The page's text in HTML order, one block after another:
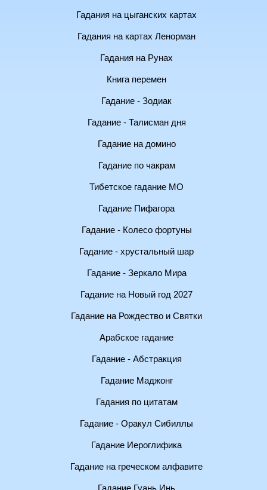
Гадания на цыганских картах
Гадания на картах Ленорман
Гадания на Рунах
Книга перемен
Гадание - Зодиак
Гадание - Талисман дня
Гадание на домино
Гадание по чакрам
Тибетское гадание МО
Гадание Пифагора
Гадание - Колесо фортуны
Гадание - хрустальный шар
Гадание - Зеркало Мира
Гадание на Новый год 2027
Гадание на Рождество и Святки
Арабское гадание
Гадание - Абстракция
Гадание Маджонг
Гадания по цитатам
Гадание - Оракул Сибиллы
Гадание Иероглифика
Гадание на греческом алфавите